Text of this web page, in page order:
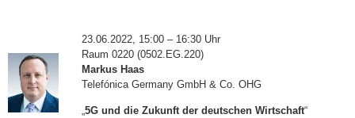
23.06.2022, 15:00 – 16:30 Uhr
Raum 0220 (0502.EG.220)
Markus Haas
Telefónica Germany GmbH & Co. OHG
„5G und die Zukunft der deutschen Wirtschaft“